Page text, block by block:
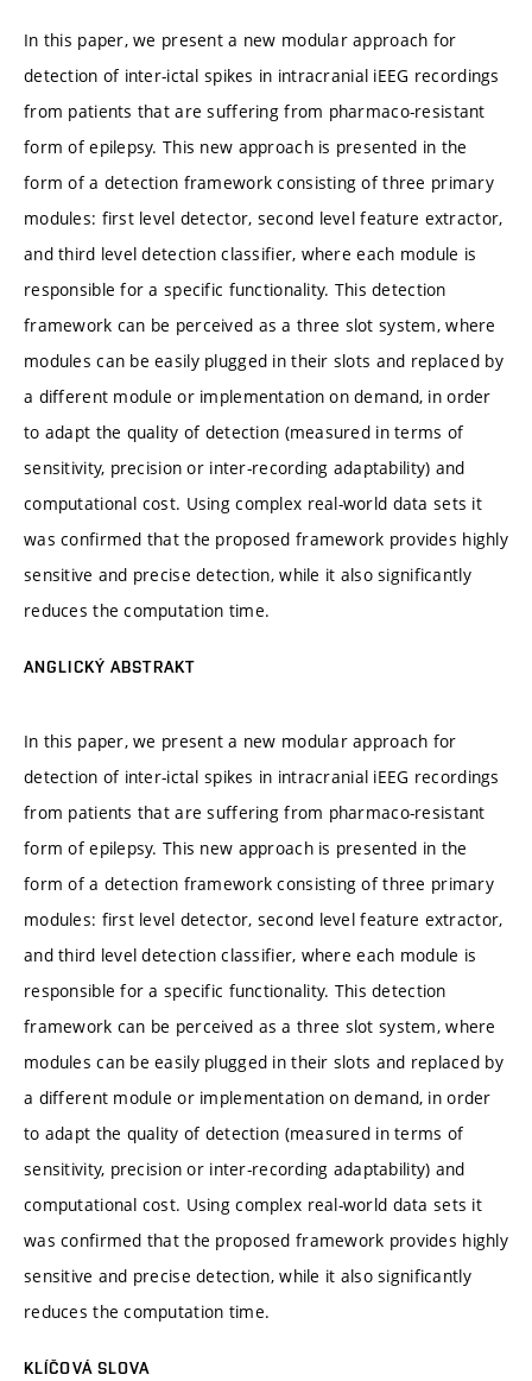
In this paper, we present a new modular approach for
detection of inter-ictal spikes in intracranial iEEG recordings
from patients that are suffering from pharmaco-resistant
form of epilepsy. This new approach is presented in the
form of a detection framework consisting of three primary
modules: first level detector, second level feature extractor,
and third level detection classifier, where each module is
responsible for a specific functionality. This detection
framework can be perceived as a three slot system, where
modules can be easily plugged in their slots and replaced by
a different module or implementation on demand, in order
to adapt the quality of detection (measured in terms of
sensitivity, precision or inter-recording adaptability) and
computational cost. Using complex real-world data sets it
was confirmed that the proposed framework provides highly
sensitive and precise detection, while it also significantly
reduces the computation time.
ANGLICKÝ ABSTRAKT
In this paper, we present a new modular approach for
detection of inter-ictal spikes in intracranial iEEG recordings
from patients that are suffering from pharmaco-resistant
form of epilepsy. This new approach is presented in the
form of a detection framework consisting of three primary
modules: first level detector, second level feature extractor,
and third level detection classifier, where each module is
responsible for a specific functionality. This detection
framework can be perceived as a three slot system, where
modules can be easily plugged in their slots and replaced by
a different module or implementation on demand, in order
to adapt the quality of detection (measured in terms of
sensitivity, precision or inter-recording adaptability) and
computational cost. Using complex real-world data sets it
was confirmed that the proposed framework provides highly
sensitive and precise detection, while it also significantly
reduces the computation time.
KLÍČOVÁ SLOVA